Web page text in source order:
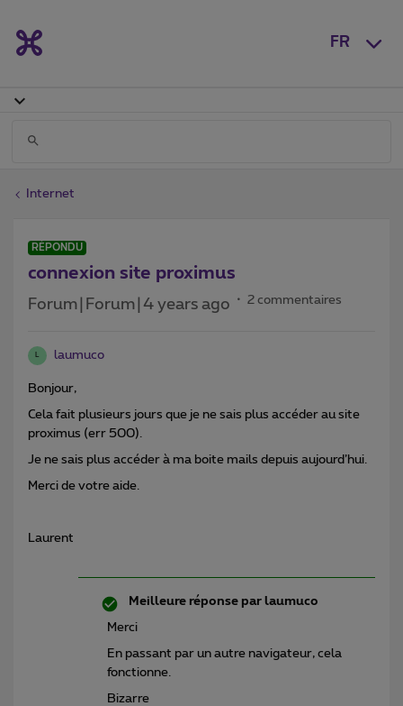
FR
Internet
RÉPONDU
connexion site proximus
Forum|Forum|4 years ago 2 commentaires
L laumuco
Bonjour,
Cela fait plusieurs jours que je ne sais plus accéder au site
proximus (err 500).
Je ne sais plus accéder à ma boite mails depuis aujourd’hui.
Merci de votre aide.
Laurent
Meilleure réponse par laumuco
Merci
En passant par un autre navigateur, cela
fonctionne.
Bizarre